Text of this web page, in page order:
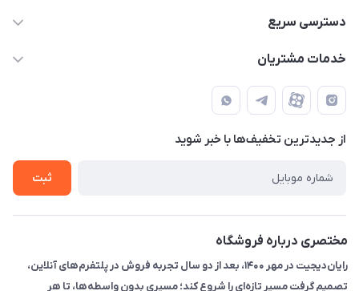
۰۲۱91095320 - 09120057355 - 09915561288
حضوری از قبل با پشتیبان های فروشگاه هماهنگ کنید)
دسترسی سریع
حساب کاربری
لیست محصولات
تماس با ما
خدمات مشتریان
قوانین و مقررات
حریم خصوصی
راهنما
از جدید‌ترین تخفیف‌ها با‌ خبر شوید
ثبت
مختصری درباره فروشگاه
رایان‌دیجیت در مهر ۱۴۰۰، بعد از دو سال تجربه فروش در پلتفرم‌های آنلاین،
تصمیم گرفت مسیر تازه‌ای را شروع کند؛ مسیری بدون واسطه‌ها، تا هر